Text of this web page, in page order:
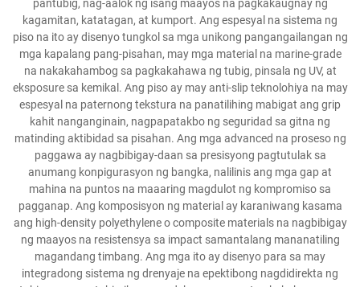
pantubig, nag-aalok ng isang maayos na pagkakaugnay ng
kagamitan, katatagan, at kumport. Ang espesyal na sistema ng
piso na ito ay disenyo tungkol sa mga unikong pangangailangan ng
mga kapalang pang-pisahan, may mga material na marine-grade
na nakakahambog sa pagkakahawa ng tubig, pinsala ng UV, at
eksposure sa kemikal. Ang piso ay may anti-slip teknolohiya na may
espesyal na paternong tekstura na panatilihing mabigat ang grip
kahit nanganginain, nagpapatakbo ng seguridad sa gitna ng
matinding aktibidad sa pisahan. Ang mga advanced na proseso ng
paggawa ay nagbibigay-daan sa presisyong pagtutulak sa
anumang konpigurasyon ng bangka, nalilinis ang mga gap at
mahina na puntos na maaaring magdulot ng kompromiso sa
pagganap. Ang komposisyon ng material ay karaniwang kasama
ang high-density polyethylene o composite materials na nagbibigay
ng maayos na resistensya sa impact samantalang mananatiling
magandang timbang. Ang mga ito ay disenyo para sa may
integradong sistema ng drenyaje na epektibong nagdidirekta ng